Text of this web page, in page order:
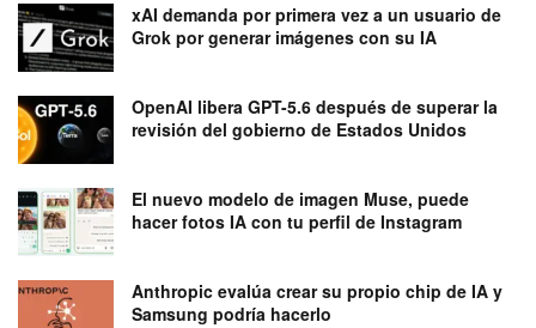
xAI demanda por primera vez a un usuario de
Grok por generar imágenes con su IA
OpenAI libera GPT-5.6 después de superar la
revisión del gobierno de Estados Unidos
El nuevo modelo de imagen Muse, puede
hacer fotos IA con tu perfil de Instagram
Anthropic evalúa crear su propio chip de IA y
Samsung podría hacerlo